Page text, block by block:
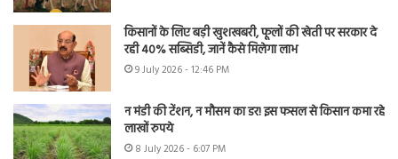
किसानों के लिए बड़ी खुशखबरी, फूलों की खेती पर सरकार दे
रही 40% सब्सिडी, जानें कैसे मिलेगा लाभ
9 July 2026 - 12:46 PM
न मंडी की टेंशन, न मौसम का डर! इस फसल से किसान कमा रहे
लाखों रुपये
8 July 2026 - 6:07 PM